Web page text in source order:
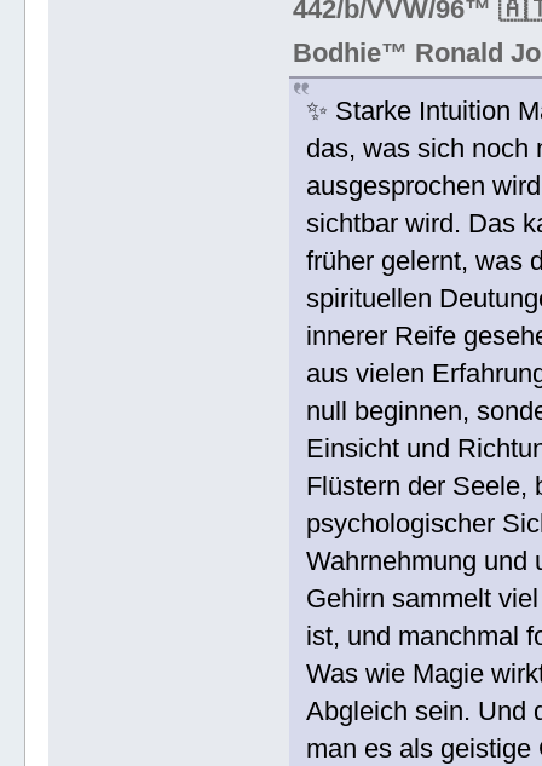
442/b/VVW/96™
Bodhie™ Ronald
✨ Starke Intuition
das, was sich noch
ausgesprochen
sichtbar wird. Das
früher gelernt, was
spirituellen
innerer Reife
aus vielen
null beginnen,
Einsicht und
Flüstern der Seele,
psychologischer
Wahrnehmung und
Gehirn sammelt
ist, und manchmal
Was wie Magie
Abgleich sein. Und
man es als